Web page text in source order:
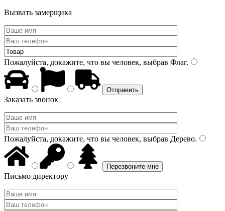
Вызвать замерщика
Пожалуйста, докажите, что вы человек, выбрав Флаг.
Заказать звонок
Пожалуйста, докажите, что вы человек, выбрав Дерево.
Письмо директору